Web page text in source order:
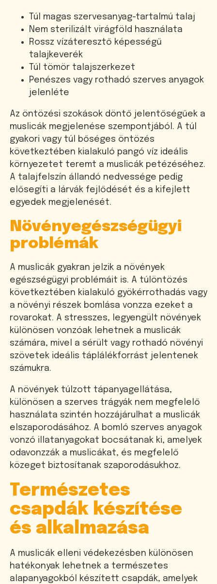
Túl magas szervesanyag-tartalmú talaj
Nem sterilizált virágföld használata
Rossz vízáteresztő képességű
talajkeverék
Túl tömör talajszerkezet
Penészes vagy rothadó szerves anyagok
jelenléte
Az öntözési szokások döntő jelentőségűek a
muslicák megjelenése szempontjából. A túl
gyakori vagy túl bőséges öntözés
következtében kialakuló pangó víz ideális
környezetet teremt a muslicák petézéséhez.
A talajfelszín állandó nedvessége pedig
elősegíti a lárvák fejlődését és a kifejlett
egyedek megjelenését.
Növényegészségügyi
problémák
A muslicák gyakran jelzik a növények
egészségügyi problémáit is. A túlöntözés
következtében kialakuló gyökérrothadás vagy
a növényi részek bomlása vonzza ezeket a
rovarokat. A stresszes, legyengült növények
különösen vonzóak lehetnek a muslicák
számára, mivel a sérült vagy rothadó növényi
szövetek ideális táplálékforrást jelentenek
számukra.
A növények túlzott tápanyagellátása,
különösen a szerves trágyák nem megfelelő
használata szintén hozzájárulhat a muslicák
elszaporodásához. A bomló szerves anyagok
vonzó illatanyagokat bocsátanak ki, amelyek
odavonzzák a muslicákat, és megfelelő
közeget biztosítanak szaporodásukhoz.
Természetes
csapdák készítése
és alkalmazása
A muslicák elleni védekezésben különösen
hatékonyak lehetnek a természetes
alapanyagokból készített csapdák, amelyek